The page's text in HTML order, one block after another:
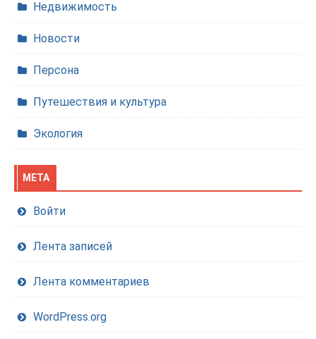
Недвижимость
Новости
Персона
Путешествия и культура
Экология
МЕТА
Войти
Лента записей
Лента комментариев
WordPress.org